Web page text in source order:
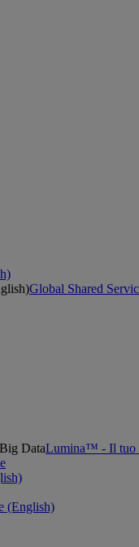
Global Shared
Lumina™ - Il tuo
(English)